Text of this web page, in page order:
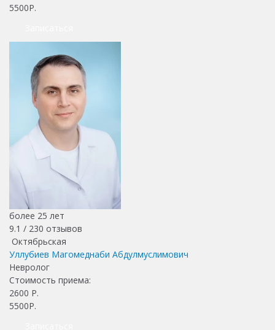
5500Р.
более 25 лет
9.1 / 230 отзывов
Октябрьская
Уллубиев Магомеднаби Абдулмуслимович
Невролог
Стоимость приема:
2600 Р.
5500Р.